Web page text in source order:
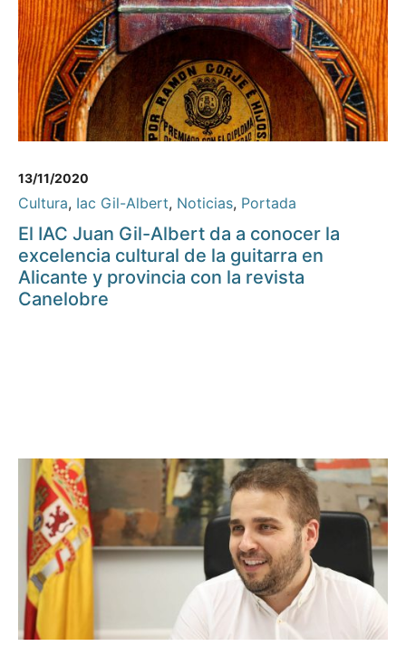
13/11/2020
Cultura, Iac Gil-Albert, Noticias, Portada
El IAC Juan Gil-Albert da a conocer la
excelencia cultural de la guitarra en
Alicante y provincia con la revista
Canelobre